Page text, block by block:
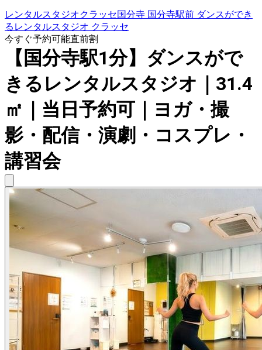
レンタルスタジオクラッセ国分寺 国分寺駅前 ダンスができ
るレンタルスタジオ クラッセ
今すぐ予約可能直前割
【国分寺駅1分】ダンスがで
きるレンタルスタジオ｜31.4
㎡｜当日予約可｜ヨガ・撮
影・配信・演劇・コスプレ・
講習会